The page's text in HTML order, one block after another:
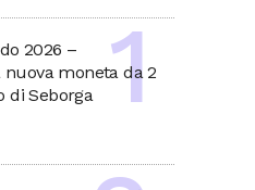
2026 –
moneta da 2
di Seborga